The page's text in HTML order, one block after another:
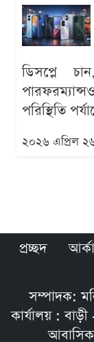
ডিসপ্লে
পরিস্থিতি
২০২৬ এপ্রিল
প্রচ্ছদ
সম্পাদক:
কার্যালয় :